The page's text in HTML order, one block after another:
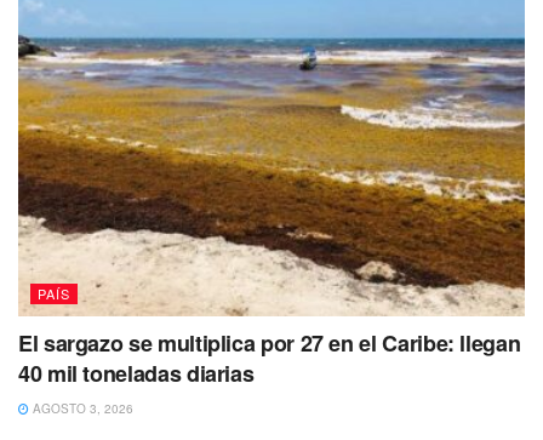
PAÍS
El sargazo se multiplica por 27 en el Caribe: llegan
40 mil toneladas diarias
AGOSTO 3, 2026